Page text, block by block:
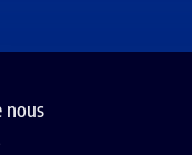
nous